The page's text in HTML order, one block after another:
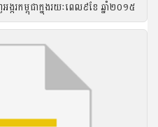
ង្ករ​កម្ពុជា​ក្នុង​រយៈ​ពេល​៩ខែ ឆ្នាំ​២០១៥